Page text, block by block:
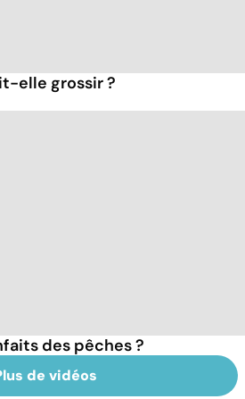
elle grossir ?
des pêches ?
de vidéos